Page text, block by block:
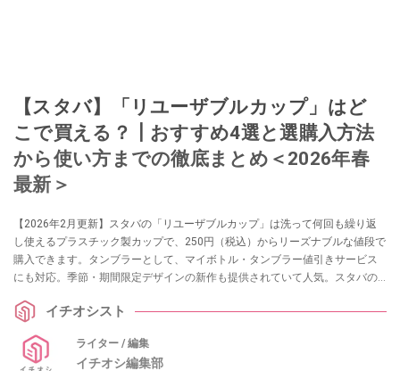
【スタバ】「リユーザブルカップ」はど
こで買える？┃おすすめ4選と選購入方法
から使い方までの徹底まとめ＜2026年春
最新＞
【2026年2月更新】スタバの「リユーザブルカップ」は洗って何回も繰り返
し使えるプラスチック製カップで、250円（税込）からリーズナブルな値段で
購入できます。タンブラーとして、マイボトル・タンブラー値引きサービス
にも対応。季節・期間限定デザインの新作も提供されていて人気。スタバの
のデザイン、くま型のドリンクホールキャップも紹介します。
イチオシスト
ライター / 編集
イチオシ編集部